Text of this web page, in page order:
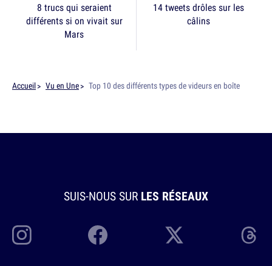
8 trucs qui seraient
différents si on vivait sur
Mars
14 tweets drôles sur les
câlins
Accueil Vu en Une Top 10 des différents types de videurs en boîte
SUIS-NOUS SUR LES RÉSEAUX